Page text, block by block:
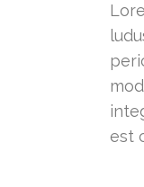
est